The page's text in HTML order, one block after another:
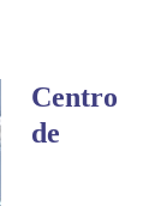
Centro
de